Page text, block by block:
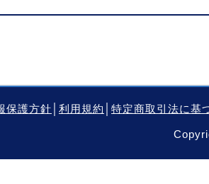
保護方針 利用規約 特定商取引法に基